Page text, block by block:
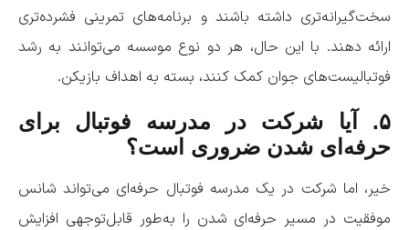
سخت‌گیرانه‌تری داشته باشند و برنامه‌های تمرینی فشرده‌تری
ارائه دهند. با این حال، هر دو نوع موسسه می‌توانند به رشد
فوتبالیست‌های جوان کمک کنند، بسته به اهداف بازیکن.
۵. آیا شرکت در مدرسه فوتبال برای
حرفه‌ای شدن ضروری است؟
خیر، اما شرکت در یک مدرسه فوتبال حرفه‌ای می‌تواند شانس
موفقیت در مسیر حرفه‌ای شدن را به‌طور قابل‌توجهی افزایش